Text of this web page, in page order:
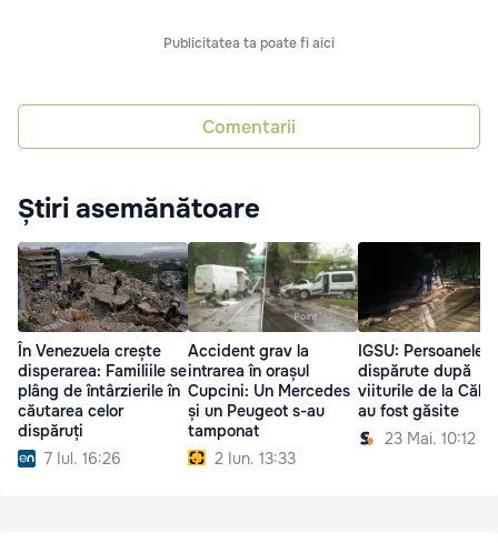
Publicitatea ta poate fi aici
Comentarii
Știri asemănătoare
În Venezuela crește
disperarea: Familiile se
plâng de întârzierile în
căutarea celor
dispăruți
7 Iul. 16:26
Accident grav la
intrarea în orașul
Cupcini: Un Mercedes
și un Peugeot s-au
tamponat
2 Iun. 13:33
IGSU: Persoanele
dispărute după
viiturile de la
au fost găsite
23 Mai. 10:12